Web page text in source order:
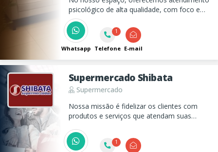
psicológico de alta qualidade, com foco em
Terapia Cognitivo-Comportamental para
ajudar a enfrentar desafios como ansiedade
e depressão.
Whatsapp
1
Telefone E-mail
Supermercado Shibata
Supermercado
Nossa missão é fidelizar os clientes com
produtos e serviços que atendam suas
1